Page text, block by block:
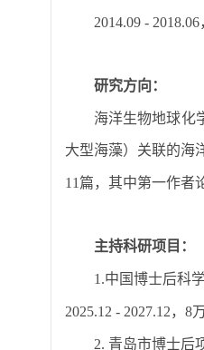
2014.09 - 2018.06
研究方向：
海洋生物地球化
大型海藻）关联的海
11篇，其中第一作者
主持科研项目：
1.中国博士后科
2025.12 - 2027.12， 8
2. 青岛市博士后